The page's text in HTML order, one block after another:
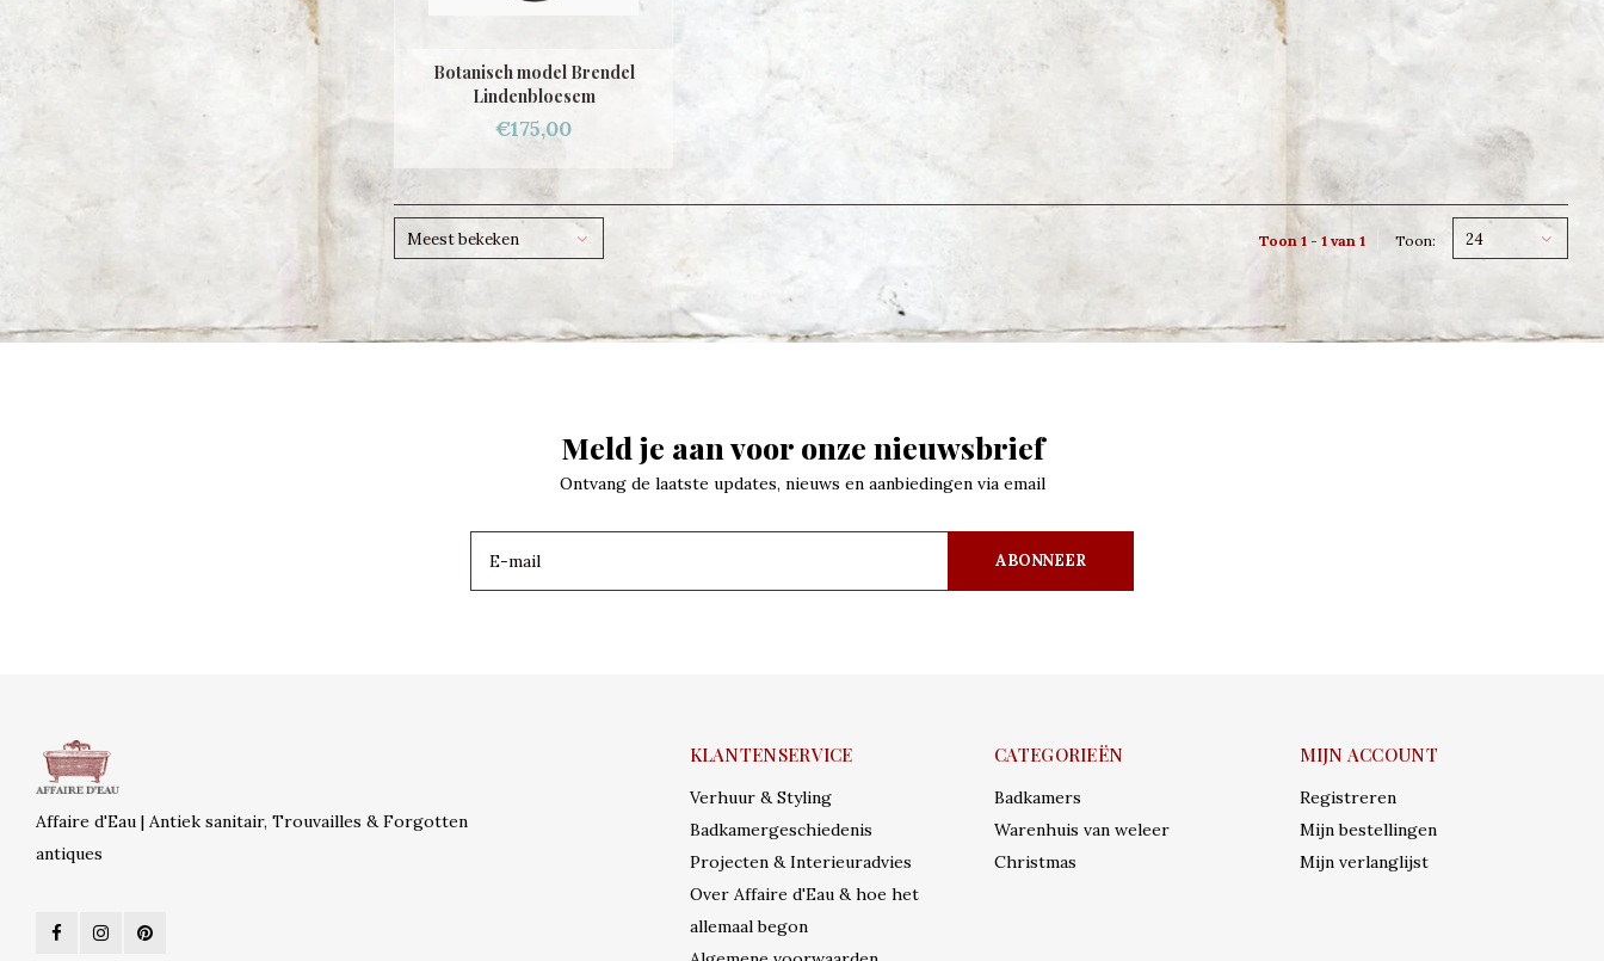
Botanisch model Brendel
Lindenbloesem
€175,00
Meest bekeken Toon 1 - 1 van 1 Toon: 24
Meld je aan voor onze nieuwsbrief
Ontvang de laatste updates, nieuws en aanbiedingen via email
ABONNEER
Affaire d'Eau | Antiek sanitair, Trouvailles & Forgotten
antiques
KLANTENSERVICE
Verhuur & Styling
Badkamergeschiedenis
Projecten & Interieuradvies
Over Affaire d'Eau & hoe het
allemaal begon
CATEGORIEËN
Badkamers
Warenhuis van weleer
Christmas
MIJN ACCOUNT
Registreren
Mijn bestellingen
Mijn verlanglijst